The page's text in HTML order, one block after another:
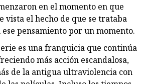
en el momento en que
vista el hecho de que se trataba
pensamiento por un momento.
es una franquicia que continúa
más acción escandalosa,
de la antigua ultraviolencia con